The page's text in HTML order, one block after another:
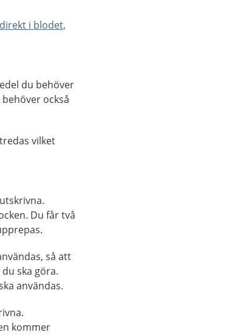
direkt i blodet,
du behöver
också
vilket
Du får två
så att
ska göra.
användas.
kommer